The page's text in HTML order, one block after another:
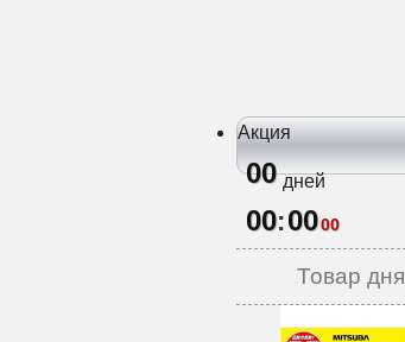
Акция
00 дней
00:0000
Товар дня